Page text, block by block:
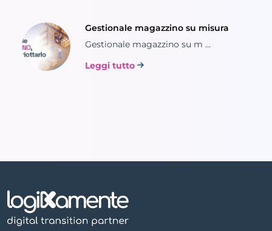
Gestionale magazzino su misura
Gestionale magazzino su m ...
Leggi tutto